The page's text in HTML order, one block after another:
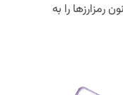
رمزارزها را به